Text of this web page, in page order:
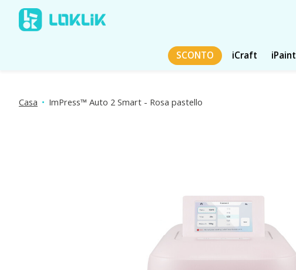
SCONTO iCraft iPaint
Casa • ImPress™ Auto 2 Smart - Rosa pastello